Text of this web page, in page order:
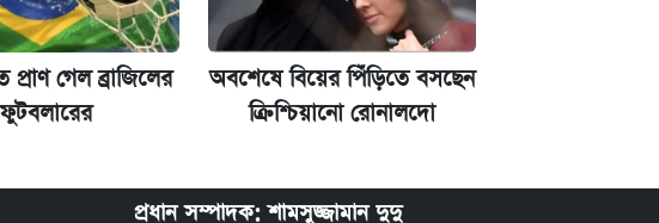
গেল ব্রাজিলের
ফুটবলারের
অবশেষে বিয়ের পিঁড়িতে বসছেন
ক্রিশ্চিয়ানো রোনালদো
প্রধান সম্পাদক: শামসুজ্জামান দুদু